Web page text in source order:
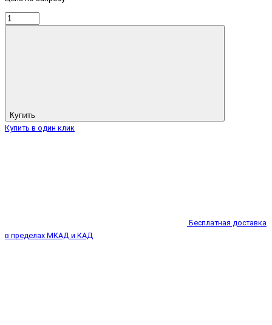
Купить
Купить в один клик
Бесплатная доставка
в пределах МКАД и КАД